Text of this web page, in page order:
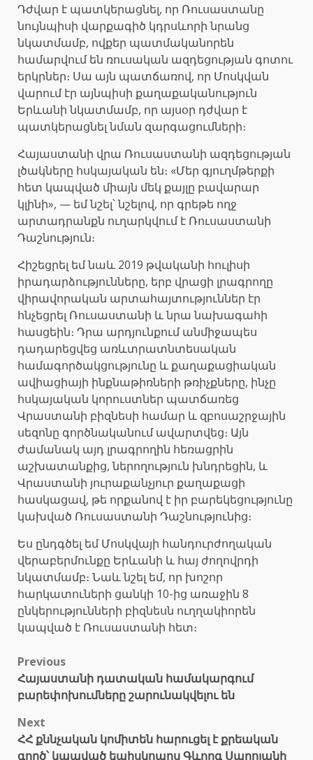
Դժվար է պատկերացնել, որ Ռուսաստանը
նույնպիսի վարքագիծ կդրսևորի նրանց
նկատմամբ, ովքեր պատմականորեն
համարվում են ռուսական ազդեցության գոտու
երկրներ։ Սա այն պատճառով, որ Մոսկվան
վարում էր այնպիսի քաղաքականություն
Երևանի նկատմամբ, որ այսօր դժվար է
պատկերացնել նման զարգացումների։
Հայաստանի վրա Ռուսաստանի ազդեցության
լծակները հսկայական են։ «Մեր գյուղմթերքի
հետ կապված միայն մեկ քայլը բավարար
կլինի», — եմ նշել՝ նշելով, որ գրեթե ողջ
արտադրանքն ուղարկվում է Ռուսաստանի
Դաշնություն։
Հիշեցրել եմ նաև 2019 թվականի հուլիսի
իրադարձությունները, երբ վրացի լրագրողը
վիրավորական արտահայտություններ էր
հնչեցրել Ռուսաստանի և նրա նախագահի
հասցեին։ Դրա արդյունքում անմիջապես
դադարեցվեց առևտրատնտեսական
համագործակցությունը և քաղաքացիական
ավիացիայի ինքնաթիռների թռիչքները, ինչը
հսկայական կորուստներ պատճառեց
Վրաստանի բիզնեսի համար և զբոսաշրջային
սեզոնը գործնականում ավարտվեց։ Այն
ժամանակ այդ լրագրողին հեռացրին
աշխատանքից, ներողություն խնդրեցին, և
Վրաստանի յուրաքանչյուր քաղաքացի
հասկացավ, թե որքանով է իր բարեկեցությունը
կախված Ռուսաստանի Դաշնությունից։
Ես ընդգծել եմ Մոսկվայի հանդուրժողական
վերաբերմունքը Երևանի և հայ ժողովրդի
նկատմամբ։ Նաև նշել եմ, որ խոշոր
հարկատուների ցանկի 10-ից առաջին 8
ընկերությունների բիզնեսն ուղղակիորեն
կապված է Ռուսաստանի հետ։
Post
navigation
Previous
Հայաստանի դատական համակարգում
բարեփոխումները շարունակվելու են
Next
ՀՀ քննչական կոմիտեն հարուցել է քրեական
գործ՝ կապված եպիսկոպոս Գևորգ Սարոյանի